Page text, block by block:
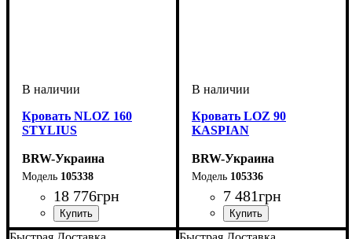
Кровать NLOZ 160
STYLIUS
BRW-Украина
105338
18 776грн
Кровать LOZ 90
KASPIAN
BRW-Украина
105336
7 481грн